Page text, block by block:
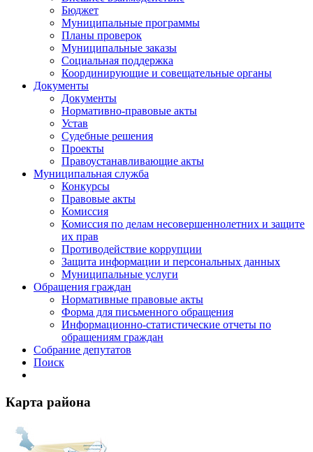
Бюджет
Муниципальные программы
Планы проверок
Муниципальные заказы
Социальная поддержка
Координирующие и совещательные органы
Документы
Документы
Нормативно-правовые акты
Устав
Судебные решения
Проекты
Правоустанавливающие акты
Муниципальная служба
Конкурсы
Правовые акты
Комиссия
Комиссия по делам несовершеннолетних и защите
их прав
Противодействие коррупции
Защита информации и персональных данных
Муниципальные услуги
Обращения граждан
Нормативные правовые акты
Форма для письменного обращения
Информационно-статистические отчеты по
обращениям граждан
Собрание депутатов
Поиск
Карта района